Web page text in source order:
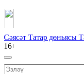
Сәясәт Татар дөньясы
16+